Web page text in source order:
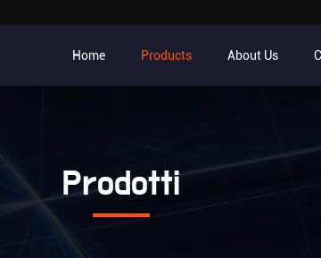
Home Products About Us
Prodotti